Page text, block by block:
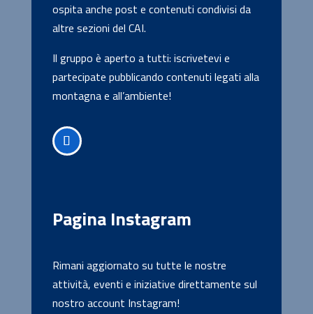
ospita anche post e contenuti condivisi da
altre sezioni del CAI.
Il gruppo è aperto a tutti: iscrivetevi e
partecipate pubblicando contenuti legati alla
montagna e all’ambiente!
Pagina Instagram
Rimani aggiornato su tutte le nostre
attività, eventi e iniziative direttamente sul
nostro account Instagram!